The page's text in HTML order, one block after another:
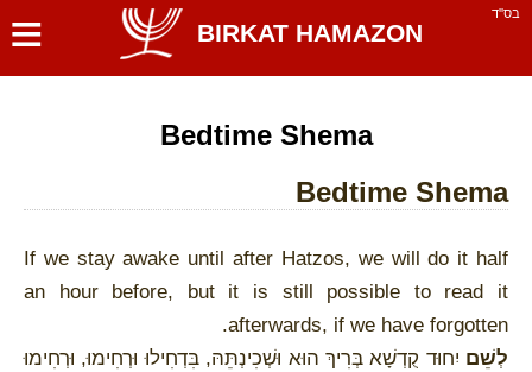
בס''ד ≡ BIRKAT HAMAZON
Bedtime Shema
Bedtime Shema
If we stay awake until after Hatzos, we will do it half
an hour before, but it is still possible to read it
afterwards, if we have forgotten.
לְשֵׁם יִחוּד קֻדְשָׁא בְּרִיךְ הוּא וּשְׁכִינְתֵּהּ, בִּדְחִילוּ וּרְחִימוּ, וּרְחִימוּ